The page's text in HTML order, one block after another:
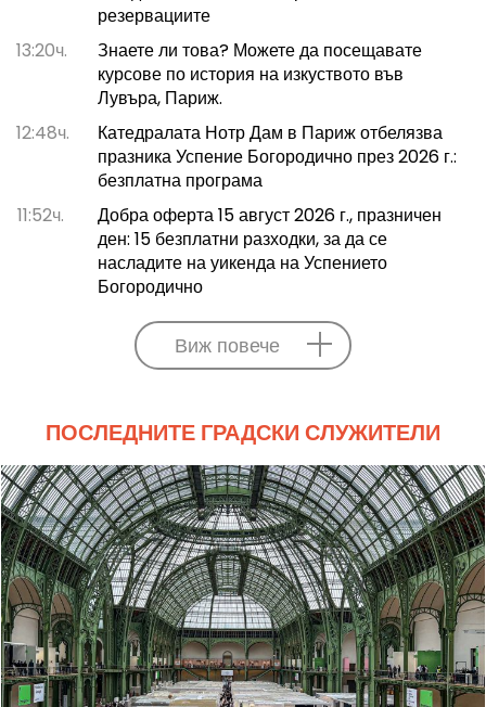
резервациите
13:20ч.
Знаете ли това? Можете да посещавате
курсове по история на изкуството във
Лувъра, Париж.
12:48ч.
Катедралата Нотр Дам в Париж отбелязва
празника Успение Богородично през 2026 г.:
безплатна програма
11:52ч.
Добра оферта 15 август 2026 г., празничен
ден: 15 безплатни разходки, за да се
насладите на уикенда на Успението
Богородично
Виж повече
ПОСЛЕДНИТЕ ГРАДСКИ СЛУЖИТЕЛИ